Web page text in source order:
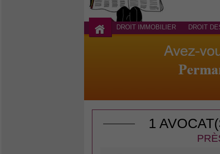
DROIT IMMOBILIER DROIT
1